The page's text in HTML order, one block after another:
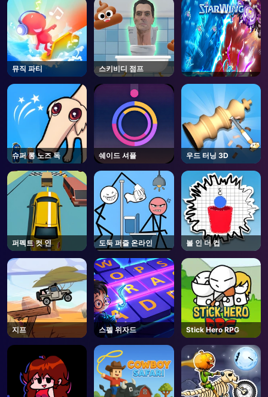
AD
뮤직 파티 스키비디 점프
슈퍼 롱 노즈 독 쉐이드 셔플 우드 터닝 3D
퍼펙트 컷 인 도둑 퍼즐 온라인 볼 인 더 컵
지프 스펠 위자드 Stick Hero RPG